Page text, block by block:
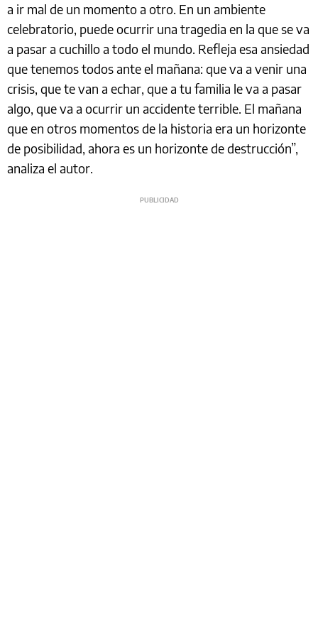
a ir mal de un momento a otro. En un ambiente
celebratorio, puede ocurrir una tragedia en la que se va
a pasar a cuchillo a todo el mundo. Refleja esa ansiedad
que tenemos todos ante el mañana: que va a venir una
crisis, que te van a echar, que a tu familia le va a pasar
algo, que va a ocurrir un accidente terrible. El mañana
que en otros momentos de la historia era un horizonte
de posibilidad, ahora es un horizonte de destrucción”,
analiza el autor.